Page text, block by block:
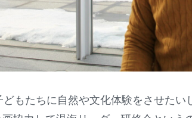
どもたちに自然や文化体験をさせたい